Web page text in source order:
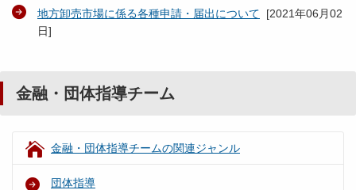
地方卸売市場に係る各種申請・届出について [2021年06月02
日]
金融・団体指導チーム
金融・団体指導チームの関連ジャンル
団体指導